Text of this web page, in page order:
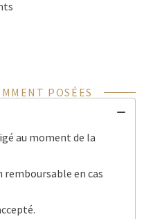
POSÉES
au moment de la
en cas